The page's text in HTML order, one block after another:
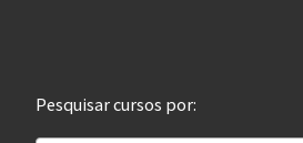
Pesquisar cursos por: